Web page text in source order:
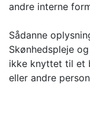
andre interne
Sådanne
Skønhedspleje
ikke knyttet til et
eller andre